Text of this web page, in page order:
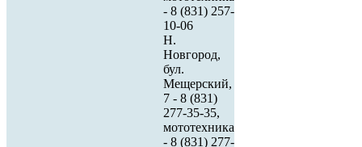
- 8 (831) 257-
10-06
Н.
Новгород,
бул.
Мещерский,
7 - 8 (831)
277-35-35,
мототехника
- 8 (831) 277-